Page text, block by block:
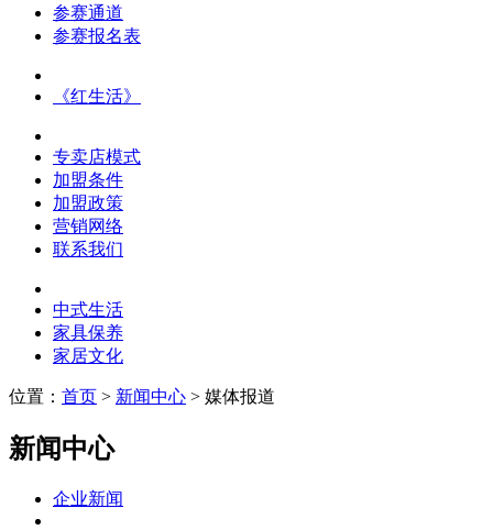
参赛通道
参赛报名表
《红生活》
专卖店模式
加盟条件
加盟政策
营销网络
联系我们
中式生活
家具保养
家居文化
位置： 首页 > 新闻中心 > 媒体报道
新闻中心
企业新闻